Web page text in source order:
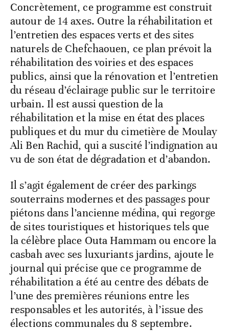
Concrètement, ce programme est construit
autour de 14 axes. Outre la réhabilitation et
l’entretien des espaces verts et des sites
naturels de Chefchaouen, ce plan prévoit la
réhabilitation des voiries et des espaces
publics, ainsi que la rénovation et l’entretien
du réseau d’éclairage public sur le territoire
urbain. Il est aussi question de la
réhabilitation et la mise en état des places
publiques et du mur du cimetière de Moulay
Ali Ben Rachid, qui a suscité l’indignation au
vu de son état de dégradation et d’abandon.
Il s’agit également de créer des parkings
souterrains modernes et des passages pour
piétons dans l’ancienne médina, qui regorge
de sites touristiques et historiques tels que
la célèbre place Outa Hammam ou encore la
casbah avec ses luxuriants jardins, ajoute le
journal qui précise que ce programme de
réhabilitation a été au centre des débats de
l’une des premières réunions entre les
responsables et les autorités, à l’issue des
élections communales du 8 septembre.